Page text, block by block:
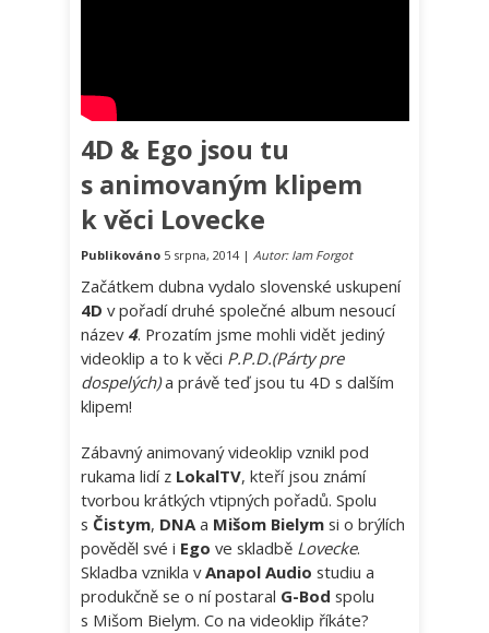
4D & Ego jsou tu
s animovaným klipem
k věci Lovecke
Publikováno 5 srpna, 2014 | Autor: Iam Forgot
Začátkem dubna vydalo slovenské uskupení
4D v pořadí druhé společné album nesoucí
název4. Prozatím jsme mohli vidět jediný
videoklip a to k věci P.P.D.(Párty pre
dospelých)a právě teď jsou tu 4D s dalším
klipem!
Zábavný animovaný videoklip vznikl pod
rukama lidí z LokalTV, kteří jsou známí
tvorbou krátkých vtipných pořadů. Spolu
s Čistym, DNAa Mišom Bielym si o brýlích
pověděl své i Ego ve skladbě Lovecke.
Skladba vznikla vAnapol Audio studiu a
produkčně se o ní postaral G-Bod spolu
s Mišom Bielym. Co na videoklip říkáte?